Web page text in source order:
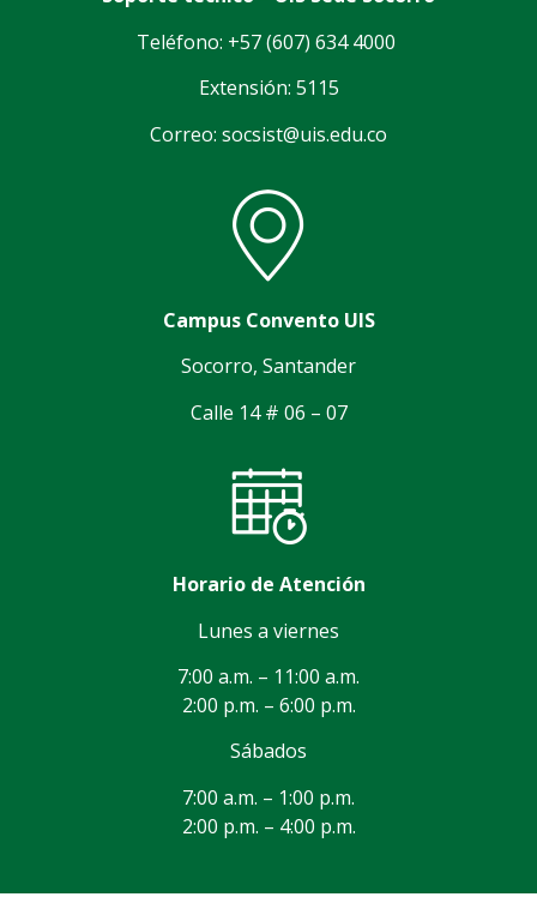
Teléfono: +57 (607) 634 4000
Extensión: 5115
Correo: socsist@uis.edu.co
Campus Convento UIS
Socorro, Santander
Calle 14 # 06 – 07
Horario de Atención
Lunes a viernes
7:00 a.m. – 11:00 a.m.
2:00 p.m. – 6:00 p.m.
Sábados
7:00 a.m. – 1:00 p.m.
2:00 p.m. – 4:00 p.m.